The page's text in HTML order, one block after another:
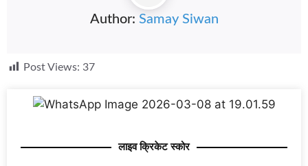
Author: Samay Siwan
Post Views: 37
लाइव क्रिकेट स्कोर